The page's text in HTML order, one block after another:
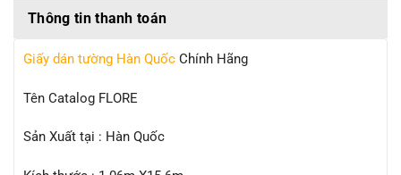
Thông tin thanh toán
Giấy dán tường Hàn Quốc Chính Hãng
Tên Catalog FLORE
Sản Xuất tại : Hàn Quốc